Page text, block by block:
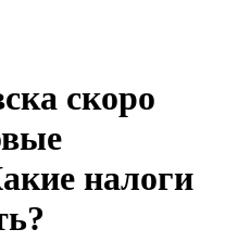
скоро
налоги